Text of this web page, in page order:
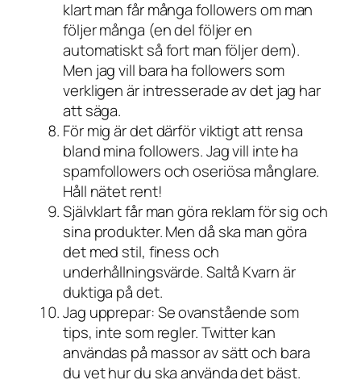
klart man får många followers om man
följer många (en del följer en
automatiskt så fort man följer dem).
Men jag vill bara ha followers som
verkligen är intresserade av det jag har
att säga.
För mig är det därför viktigt att rensa
bland mina followers. Jag vill inte ha
spamfollowers och oseriösa månglare.
Håll nätet rent!
Självklart får man göra reklam för sig och
sina produkter. Men då ska man göra
det med stil, finess och
underhållningsvärde. Saltå Kvarn är
duktiga på det.
Jag upprepar: Se ovanstående som
tips, inte som regler. Twitter kan
användas på massor av sätt och bara
du vet hur du ska använda det bäst.